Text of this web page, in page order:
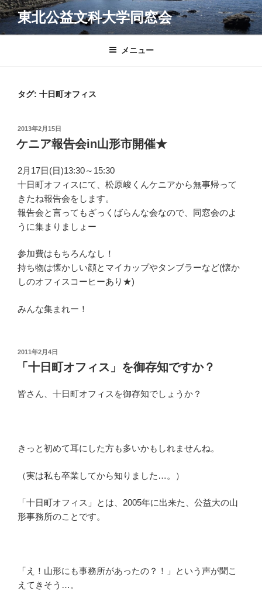
コ
ン
テ
東北公益文科大学同窓会
メニュー
タグ: 十日町オフィス
投
稿
日:
2013年2月15日
ケニア報告会in山形市開催★
2月17日(日)13:30～15:30
十日町オフィスにて、松原峻くんケニアから無事帰って
きたね報告会をします。
報告会と言ってもざっくばらんな会なので、同窓会のよ
うに集まりましょー
参加費はもちろんなし！
持ち物は懐かしい顔とマイカップやタンブラーなど(懐か
しのオフィスコーヒーあり★)
みんな集まれー！
投
2011年2月4日
「十日町オフィス」を御存知ですか？
皆さん、十日町オフィスを御存知でしょうか？
きっと初めて耳にした方も多いかもしれませんね。
（実は私も卒業してから知りました…。）
「十日町オフィス」とは、2005年に出来た、公益大の山
形事務所のことです。
「え！山形にも事務所があったの？！」という声が聞こ
えてきそう…。